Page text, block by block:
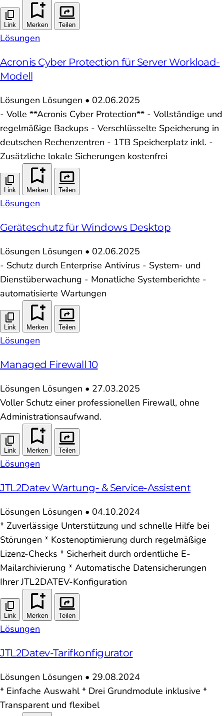
Link Merken Teilen
Lösungen
Acronis Cyber Protection für Server Workload-
Modell
Lösungen Lösungen • 02.06.2025
- Volle **Acronis Cyber Protection** - Vollständige und
regelmäßige Backups - Verschlüsselte Speicherung in
deutschen Rechenzentren - 1TB Speicherplatz inkl. -
Zusätzliche lokale Sicherungen kostenfrei
Link Merken Teilen
Lösungen
Geräteschutz für Windows Desktop
Lösungen Lösungen • 02.06.2025
- Schutz durch Enterprise Antivirus - System- und
Dienstüberwachung - Monatliche Systemberichte -
automatisierte Wartungen
Link Merken Teilen
Lösungen
Managed Firewall 10
Lösungen Lösungen • 27.03.2025
Voller Schutz einer professionellen Firewall, ohne
Administrationsaufwand.
Link Merken Teilen
Lösungen
JTL2Datev Wartung- & Service-Assistent
Lösungen Lösungen • 04.10.2024
* Zuverlässige Unterstützung und schnelle Hilfe bei
Störungen * Kostenoptimierung durch regelmäßige
Lizenz-Checks * Sicherheit durch ordentliche E-
Mailarchivierung * Automatische Datensicherungen
Ihrer JTL2DATEV-Konfiguration
Link Merken Teilen
Lösungen
JTL2Datev-Tarifkonfigurator
Lösungen Lösungen • 29.08.2024
* Einfache Auswahl * Drei Grundmodule inklusive *
Transparent und flexibel